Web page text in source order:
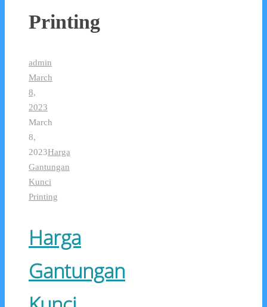
Printing
admin
March
8,
2023
March
8,
2023Harga
Gantungan
Kunci
Printing
Harga
Gantungan